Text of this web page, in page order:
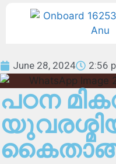
June 28, 2024 2:56
പഠന